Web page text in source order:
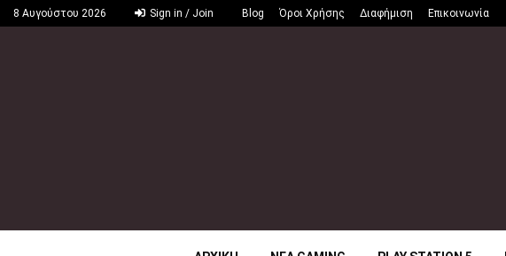
8 Αυγούστου 2026 Sign in / Join Blog Όροι Χρήσης Διαφήμιση Επικοινωνία